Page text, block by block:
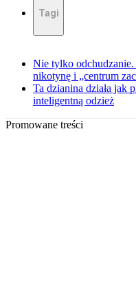
Tagi
Nie tylko
nikotynę i „centrum
Ta dzianina działa jak
inteligentną odzież
Promowane treści